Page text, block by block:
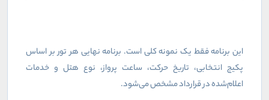
این برنامه فقط یک نمونه کلی است. برنامه نهایی هر تور بر اساس
پکیج انتخابی، تاریخ حرکت، ساعت پرواز، نوع هتل و خدمات
اعلام‌شده در قرارداد مشخص می‌شود.